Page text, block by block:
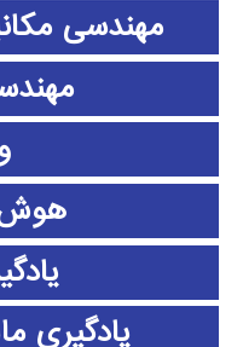
مهندسی
یادگیری